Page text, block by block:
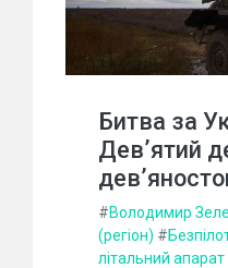
Битва за
Дев’ятий
#Володимир
(регіон) #
літальний апарат